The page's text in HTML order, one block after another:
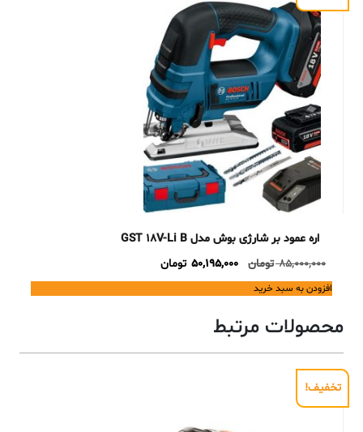
اره عمود بر شارژی بوش مدل GST 18V-Li B
85,000,000 تومان
Original
price
was:
85,000,000 تومان.
50,195,000 تومانCurrent
price
is:
افزودن به سبد خرید
محصولات مرتبط
تخفیف!